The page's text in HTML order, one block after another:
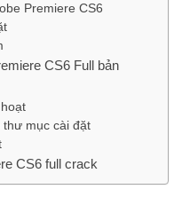
Premiere CS6
CS6 Full bản
mục cài đặt
CS6 full crack